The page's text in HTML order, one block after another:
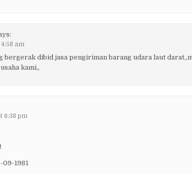
am
bergerak dibid jasa pengiriman barang udara laut
kami,,
6:38 pm
09-1981